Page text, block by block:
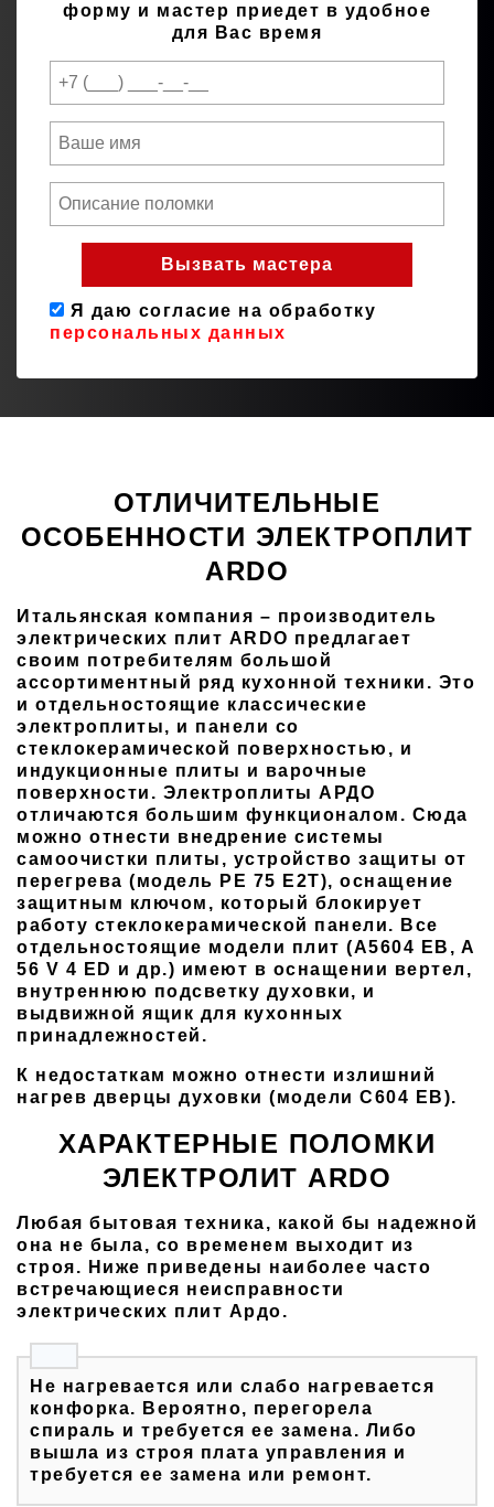
форму и мастер приедет в удобное
для Вас время
Я даю согласие на обработку
персональных данных
ОТЛИЧИТЕЛЬНЫЕ
ОСОБЕННОСТИ ЭЛЕКТРОПЛИТ
ARDO
Итальянская компания – производитель
электрических плит ARDO предлагает
своим потребителям большой
ассортиментный ряд кухонной техники. Это
и отдельностоящие классические
электроплиты, и панели со
стеклокерамической поверхностью, и
индукционные плиты и варочные
поверхности. Электроплиты АРДО
отличаются большим функционалом. Сюда
можно отнести внедрение системы
самоочистки плиты, устройство защиты от
перегрева (модель PE 75 E2T), оснащение
защитным ключом, который блокирует
работу стеклокерамической панели. Все
отдельностоящие модели плит (A5604 EB, A
56 V 4 ED и др.) имеют в оснащении вертел,
внутреннюю подсветку духовки, и
выдвижной ящик для кухонных
принадлежностей.
К недостаткам можно отнести излишний
нагрев дверцы духовки (модели C604 EB).
ХАРАКТЕРНЫЕ ПОЛОМКИ
ЭЛЕКТРОЛИТ ARDO
Любая бытовая техника, какой бы надежной
она не была, со временем выходит из
строя. Ниже приведены наиболее часто
встречающиеся неисправности
электрических плит Ардо.
Не нагревается или слабо нагревается
конфорка. Вероятно, перегорела
спираль и требуется ее замена. Либо
вышла из строя плата управления и
требуется ее замена или ремонт.